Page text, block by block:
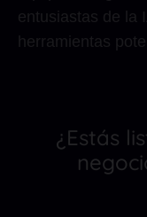
entusiastas de la
herramientas
¿Estás